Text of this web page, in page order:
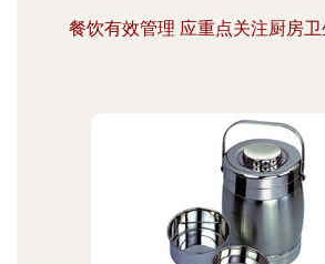
餐饮有效管理 应重点关注厨房